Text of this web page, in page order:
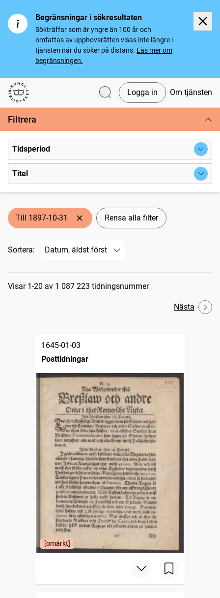
Begränsningar i sökresultaten
Sökträffar som är yngre än 100 år och
omfattas av upphovsrätten visas inte längre i
tjänsten när du söker på distans. Läs mer om
begränsningen.
Svenska tidningar
Logga in Om tjänsten
Filtrera
Tidsperiod
Titel
Till 1897-10-31 Rensa alla filter
Sortera:
Sökresultat
Visar 1-20 av 1 087 223 tidningsnummer
Nästa
1645-01-03
Posttidningar
[omärkt]